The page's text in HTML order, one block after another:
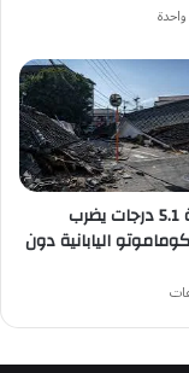
زلزال بقوة 5.1 درجات يضرب
اليابانية دون